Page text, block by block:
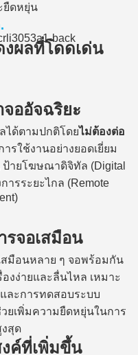
ยืดหยุ่น
ผลที่โดดเด่น
ออัจฉริยะ
ได้ตามปกติโดยไม่ต้องต่อ
รใช้งานอย่างยอดเยี่ยม
ป้ายโฆษณาดิจิทัล (Digital
ารระยะไกล (Remote
จอเสมือน
มือนหลาย ๆ จอพร้อมกัน
องง่ายและลื่นไหล เหมาะ
ละการทดสอบระบบ
วยเพิ่มความยืดหยุ่นในการ
สุด
ค์ที่เพิ่มขึ้น